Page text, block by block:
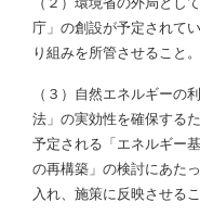
庁」の創設が予定されて
り組みを所管させること。
（３）自然エネルギーの
法」の実効性を確保する
予定される「エネルギー
の再構築」の検討にあた
入れ、施策に反映させるこ